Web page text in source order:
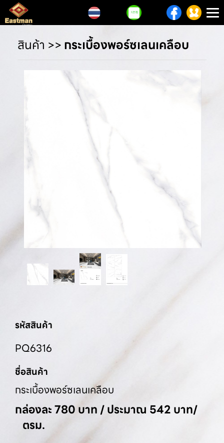
สินค้า >>กระเบื้องพอร์ซเลนเคลือบ
รหัสสินค้า
PQ6316
ชื่อสินค้า
กระเบื้องพอร์ซเลนเคลือบ
กล่องละ 780 บาท / ประมาณ 542 บาท/
ตรม.